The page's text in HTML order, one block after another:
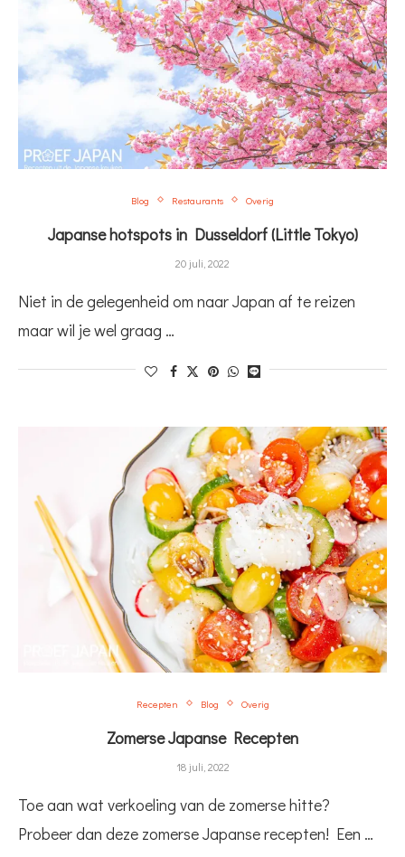
Blog Restaurants Overig
Japanse hotspots in Dusseldorf (Little Tokyo)
20 juli, 2022
Niet in de gelegenheid om naar Japan af te reizen
maar wil je wel graag …
Recepten Blog Overig
Zomerse Japanse Recepten
18 juli, 2022
Toe aan wat verkoeling van de zomerse hitte?
Probeer dan deze zomerse Japanse recepten! Een …